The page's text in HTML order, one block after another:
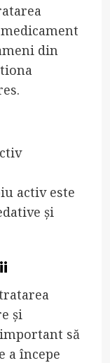
din
activ este
și
și
să
a începe